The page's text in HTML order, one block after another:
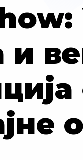
и